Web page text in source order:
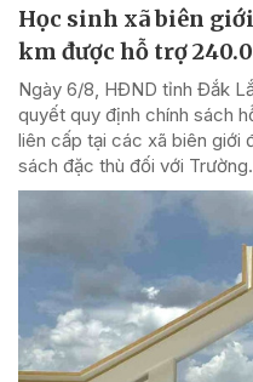
Học sinh xã biên
km được hỗ trợ
Ngày 6/8, HĐND tỉnh Đắk
quyết quy định chính sách
liên cấp tại các xã biên giới
sách đặc thù đối với